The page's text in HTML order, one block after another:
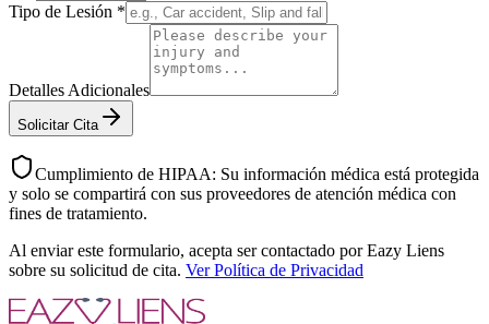
Tipo de Lesión *
Detalles Adicionales
Solicitar Cita
Cumplimiento de HIPAA: Su información médica está protegida
y solo se compartirá con sus proveedores de atención médica con
fines de tratamiento.
Al enviar este formulario, acepta ser contactado por Eazy Liens
sobre su solicitud de cita. Ver Política de Privacidad